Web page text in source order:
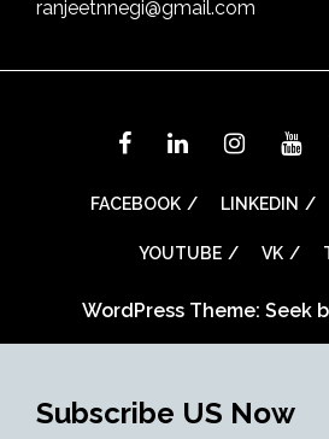
ranjeetnnegi@gmail.com
FACEBOOK LINKEDIN
YOUTUBE VK
WordPress Theme: Seek
Subscribe US Now